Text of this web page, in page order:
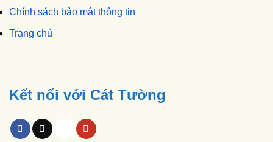
Chính sách bảo mật thông tin
Trang chủ
Kết nối với Cát Tường